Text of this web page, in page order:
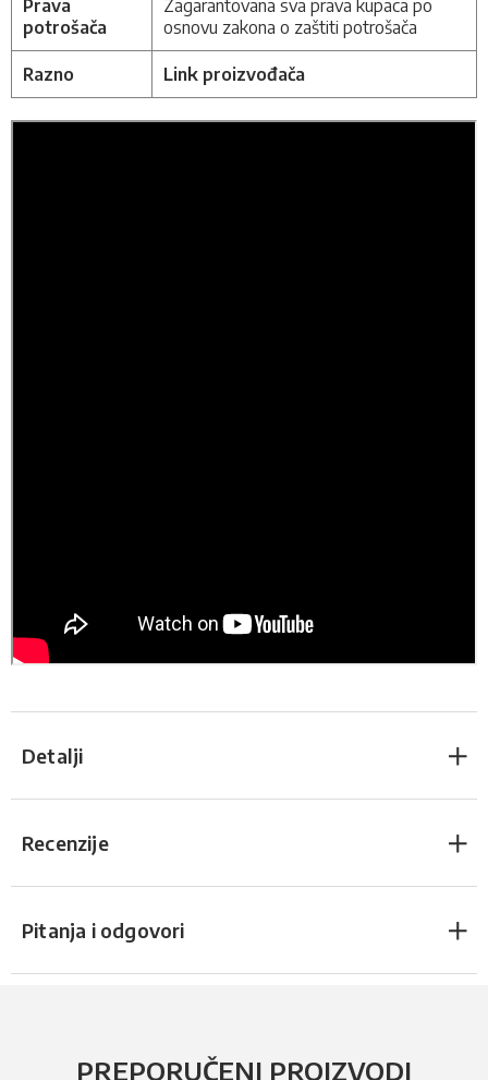
Prava
potrošača
Zagarantovana sva prava kupaca po
osnovu zakona o zaštiti potrošača
Razno Link proizvođača
Detalji
Recenzije
Pitanja i odgovori
PREPORUČENI PROIZVODI